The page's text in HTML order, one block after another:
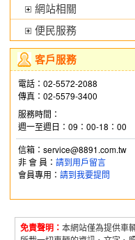
網站相關
便民服務
客戶服務
電話：02-5572-2088
傳真：02-5579-3400
服務時間：
週一至週日：09：00-18：00
信箱：service@8891.com.tw
非 會 員： 請到用戶留言
會員專用： 請到我要提問
免責聲明： 本網站僅為提供車